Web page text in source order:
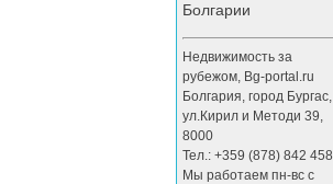
Болгарии
Недвижимость за
рубежом, Bg-portal.ru
Болгария, город Бургас,
ул.Кирил и Методи 39,
8000
Тел.: +359 (878) 842 458
Мы работаем пн-вс с